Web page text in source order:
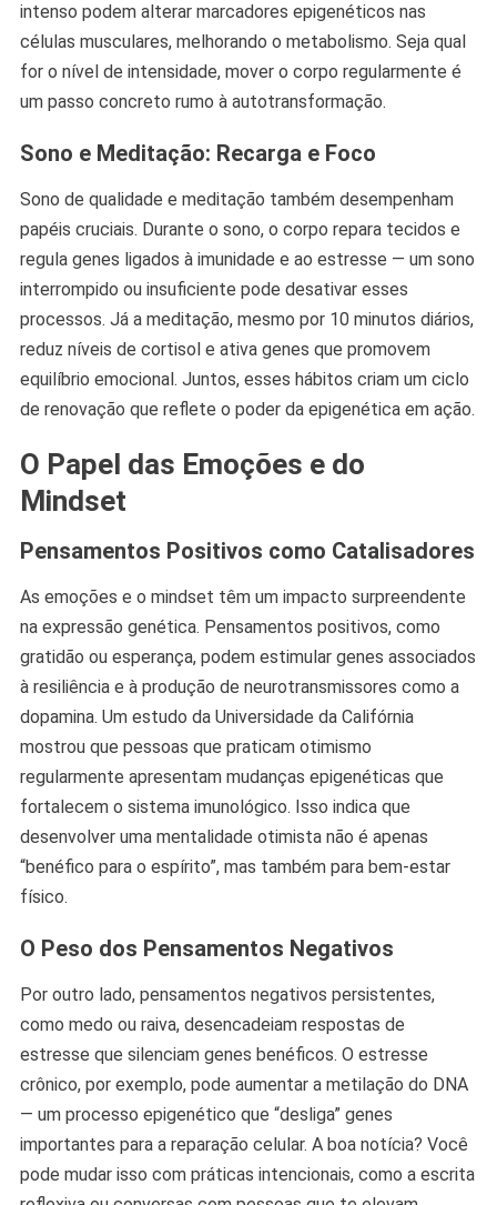
intenso podem alterar marcadores epigenéticos nas
células musculares, melhorando o metabolismo. Seja qual
for o nível de intensidade, mover o corpo regularmente é
um passo concreto rumo à autotransformação.
Sono e Meditação: Recarga e Foco
Sono de qualidade e meditação também desempenham
papéis cruciais. Durante o sono, o corpo repara tecidos e
regula genes ligados à imunidade e ao estresse — um sono
interrompido ou insuficiente pode desativar esses
processos. Já a meditação, mesmo por 10 minutos diários,
reduz níveis de cortisol e ativa genes que promovem
equilíbrio emocional. Juntos, esses hábitos criam um ciclo
de renovação que reflete o poder da epigenética em ação.
O Papel das Emoções e do
Mindset
Pensamentos Positivos como Catalisadores
As emoções e o mindset têm um impacto surpreendente
na expressão genética. Pensamentos positivos, como
gratidão ou esperança, podem estimular genes associados
à resiliência e à produção de neurotransmissores como a
dopamina. Um estudo da Universidade da Califórnia
mostrou que pessoas que praticam otimismo
regularmente apresentam mudanças epigenéticas que
fortalecem o sistema imunológico. Isso indica que
desenvolver uma mentalidade otimista não é apenas
“benéfico para o espírito”, mas também para bem-estar
físico.
O Peso dos Pensamentos Negativos
Por outro lado, pensamentos negativos persistentes,
como medo ou raiva, desencadeiam respostas de
estresse que silenciam genes benéficos. O estresse
crônico, por exemplo, pode aumentar a metilação do DNA
— um processo epigenético que “desliga” genes
importantes para a reparação celular. A boa notícia? Você
pode mudar isso com práticas intencionais, como a escrita